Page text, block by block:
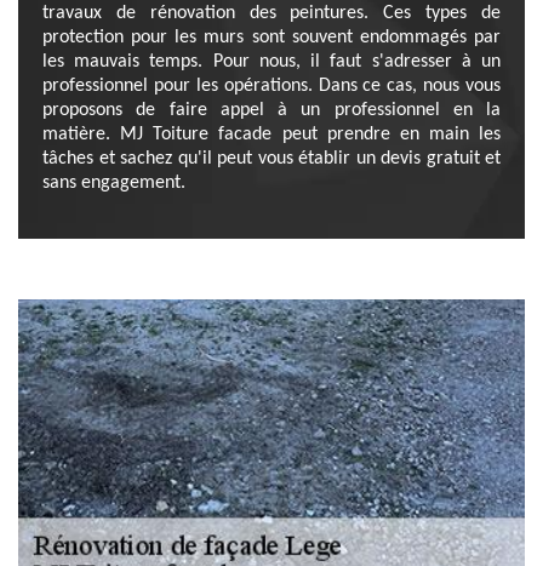
travaux de rénovation des peintures. Ces types de
protection pour les murs sont souvent endommagés par
les mauvais temps. Pour nous, il faut s'adresser à un
professionnel pour les opérations. Dans ce cas, nous vous
proposons de faire appel à un professionnel en la
matière. MJ Toiture facade peut prendre en main les
tâches et sachez qu'il peut vous établir un devis gratuit et
sans engagement.